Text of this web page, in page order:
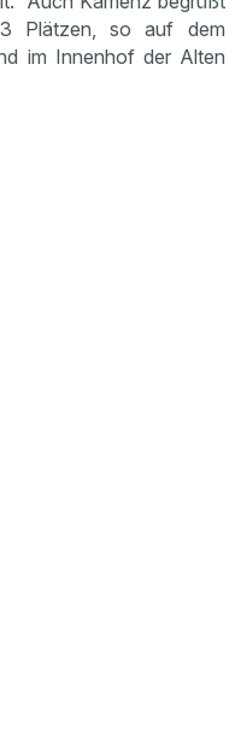
Plätzen, so auf dem
im Innenhof der Alten